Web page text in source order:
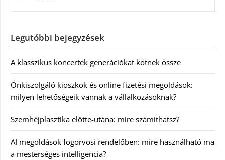
Legutóbbi bejegyzések
A klasszikus koncertek generációkat kötnek össze
Önkiszolgáló kioszkok és online fizetési megoldások:
milyen lehetőségeik vannak a vállalkozásoknak?
Szemhéjplasztika előtte-utána: mire számíthatsz?
AI megoldások fogorvosi rendelőben: mire használható ma
a mesterséges intelligencia?